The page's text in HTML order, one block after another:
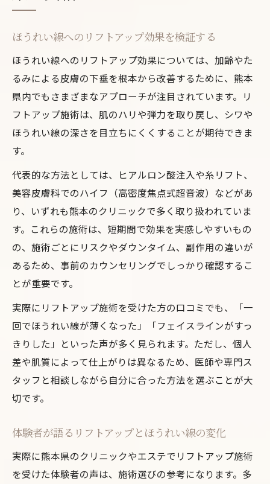
ほうれい線へのリフトアップ効果を検証する
ほうれい線へのリフトアップ効果については、加齢やた
るみによる皮膚の下垂を根本から改善するために、熊本
県内でもさまざまなアプローチが注目されています。リ
フトアップ施術は、肌のハリや弾力を取り戻し、シワや
ほうれい線の深さを目立ちにくくすることが期待できま
す。
代表的な方法としては、ヒアルロン酸注入や糸リフト、
美容皮膚科でのハイフ（高密度焦点式超音波）などがあ
り、いずれも熊本のクリニックで多く取り扱われていま
す。これらの施術は、短期間で効果を実感しやすいもの
の、施術ごとにリスクやダウンタイム、副作用の違いが
あるため、事前のカウンセリングでしっかり確認するこ
とが重要です。
実際にリフトアップ施術を受けた方の口コミでも、「一
回でほうれい線が薄くなった」「フェイスラインがすっ
きりした」といった声が多く見られます。ただし、個人
差や肌質によって仕上がりは異なるため、医師や専門ス
タッフと相談しながら自分に合った方法を選ぶことが大
切です。
体験者が語るリフトアップとほうれい線の変化
実際に熊本県のクリニックやエステでリフトアップ施術
を受けた体験者の声は、施術選びの参考になります。多